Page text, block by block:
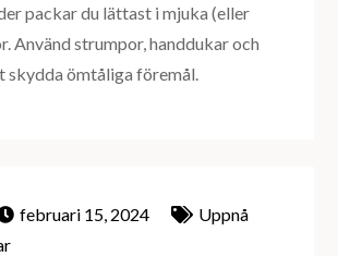
packar du lättast i mjuka (eller
Använd strumpor, handdukar och
skydda ömtåliga föremål.
februari 15, 2024
Uppnå